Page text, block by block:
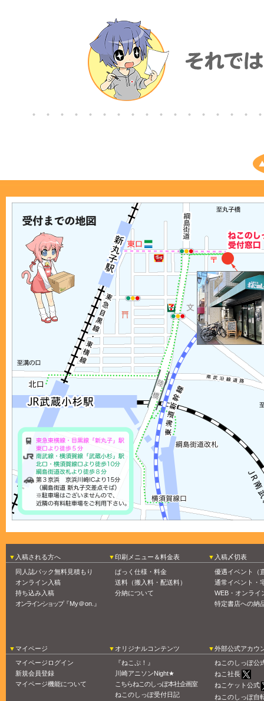
入稿される方へ
同人誌パック無料見積もり
オンライン入稿
持ち込み入稿
オンラインショップ『My＠on.』
印刷メニュー＆料金表
ぱっく仕様・料金
送料（搬入料・配送料）
分納について
入稿〆切表
優遇イベント（
通常イベント・
WEB・オンライ
特定書店への納
マイページ
マイページログイン
新規会員登録
マイページ機能について
オリジナルコンテンツ
『ねこぷ！』
川崎アニソンNight★
こちらねこのしっぽ本社企画室
ねこのしっぽ受付日記
外部公式アカウ
ねこのしっぽ公
ねこ社長
ねこケット公式
ねこのしっぽ自